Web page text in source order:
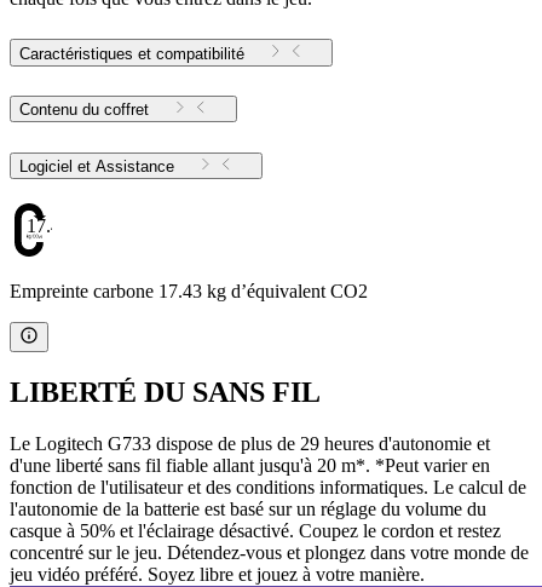
Caractéristiques et compatibilité
Contenu du coffret
Logiciel et Assistance
17.43
Empreinte carbone 17.43 kg d’équivalent CO2
LIBERTÉ DU SANS FIL
Le Logitech G733 dispose de plus de 29 heures d'autonomie et
d'une liberté sans fil fiable allant jusqu'à 20 m*. *Peut varier en
fonction de l'utilisateur et des conditions informatiques. Le calcul de
l'autonomie de la batterie est basé sur un réglage du volume du
casque à 50% et l'éclairage désactivé. Coupez le cordon et restez
concentré sur le jeu. Détendez-vous et plongez dans votre monde de
jeu vidéo préféré. Soyez libre et jouez à votre manière.